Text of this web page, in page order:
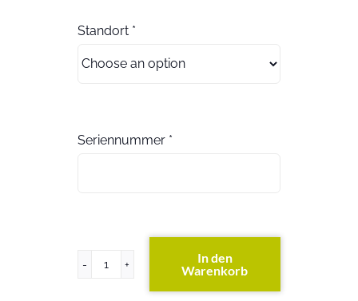
Standort *
Seriennummer *
ProCurve
In den
Warenkorb